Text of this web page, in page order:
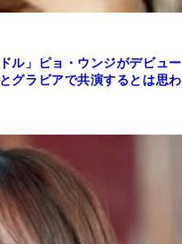
ル」ピョ・ウンジがデビュー
グラビアで共演するとは思わ